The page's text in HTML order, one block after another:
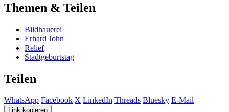
Themen & Teilen
Bildhauerei
Erhard John
Relief
Stadtgeburtstag
Teilen
WhatsApp Facebook X LinkedIn Threads Bluesky E-Mail
Link kopieren